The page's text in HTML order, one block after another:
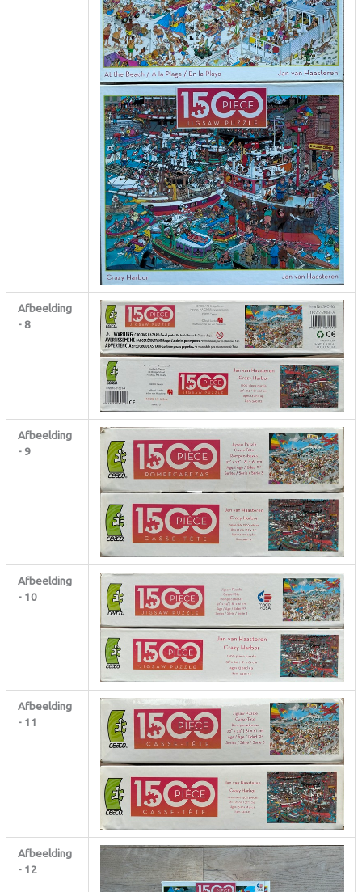
Afbeelding
- 8
Afbeelding
- 9
Afbeelding
- 10
Afbeelding
- 11
Afbeelding
- 12